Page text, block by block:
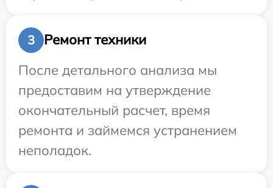
3
Ремонт техники
После детального анализа мы
предоставим на утверждение
окончательный расчет, время
ремонта и займемся устранением
неполадок.